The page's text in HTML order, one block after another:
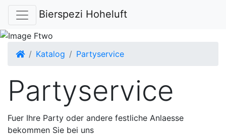
Bierspezi Hoheluft
Startseite
Katalog Partyservice
Partyservice
Fuer Ihre Party oder andere festliche Anlaesse
bekommen Sie bei uns